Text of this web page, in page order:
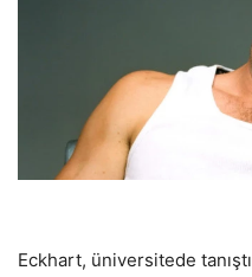
Eckhart, üniversitede